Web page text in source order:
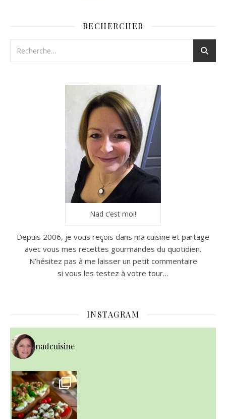
RECHERCHER
Nad c’est moi!
Depuis 2006, je vous reçois dans ma cuisine et partage
avec vous mes recettes gourmandes du quotidien.
N’hésitez pas à me laisser un petit commentaire
si vous les testez à votre tour…
INSTAGRAM
nadcuisine